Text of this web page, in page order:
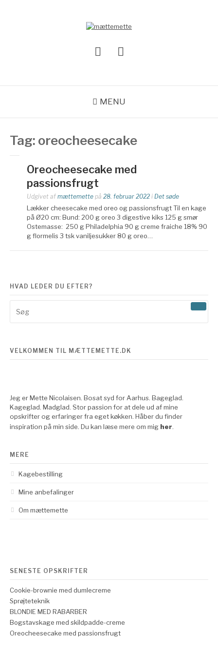
InstagramMail
MENU
Tag: oreocheesecake
Oreocheesecake med
passionsfrugt
Udgivet af mættemette på 28. februar 2022 i Det søde
Lækker cheesecake med oreo og passionsfrugt Til en kage
på Ø20 cm: Bund: 200 g oreo 3 digestive kiks 125 g smør
Ostemasse: 250 g Philadelphia 90 g creme fraiche 18% 90
g flormelis 3 tsk vaniljesukker 80 g oreo…
HVAD LEDER DU EFTER?
efter:
VELKOMMEN TIL MÆTTEMETTE.DK
Jeg er Mette Nicolaisen. Bosat syd for Aarhus. Bageglad.
Kageglad. Madglad. Stor passion for at dele ud af mine
opskrifter og erfaringer fra eget køkken. Håber du finder
inspiration på min side. Du kan læse mere om mig her.
MERE
Kagebestilling
Mine anbefalinger
Om mættemette
SENESTE OPSKRIFTER
Cookie-brownie med dumlecreme
Sprøjteteknik
BLONDIE MED RABARBER
Bogstavskage med skildpadde-creme
Oreocheesecake med passionsfrugt